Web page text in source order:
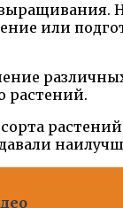
или
растений.